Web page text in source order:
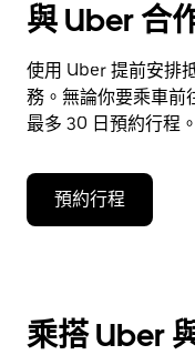
與 Uber 合
使用 Uber 提前安排
務。無論你要乘車前
最多 30 日預約行程。
預約行程
乘搭 Uber